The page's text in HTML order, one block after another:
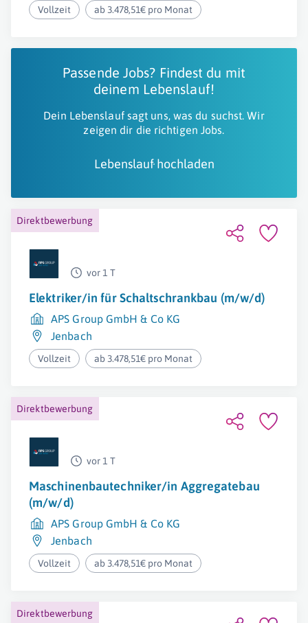
Vollzeit ab 3.478,51€ pro Monat
Passende Jobs? Findest du mit
deinem Lebenslauf!
Dein Lebenslauf sagt uns, was du suchst. Wir
zeigen dir die richtigen Jobs.
Lebenslauf hochladen
Direktbewerbung
vor 1 T
Elektriker/in für Schaltschrankbau (m/w/d)
APS Group GmbH & Co KG
Jenbach
Vollzeit ab 3.478,51€ pro Monat
Direktbewerbung
vor 1 T
Maschinenbautechniker/in Aggregatebau
(m/w/d)
APS Group GmbH & Co KG
Jenbach
Vollzeit ab 3.478,51€ pro Monat
Direktbewerbung